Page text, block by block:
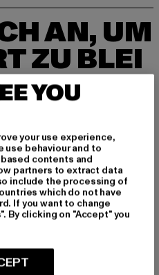
AN, UM
ZU BLEI
Newsletter an und
über aktuelle Tre
von DefShop p
interessiert?
YOU
your use experience,
use behaviour and to
contents and
partners to extract data
include the processing of
which do not have
If you want to change
By clicking on "Accept" you